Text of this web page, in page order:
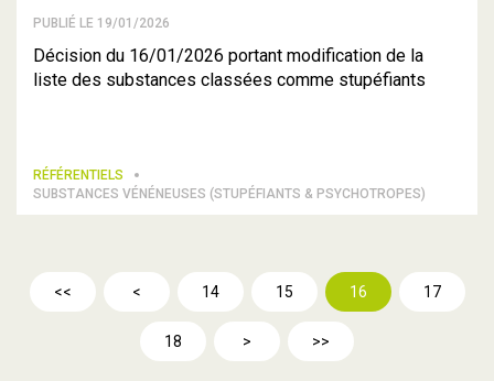
PUBLIÉ LE 19/01/2026
Décision du 16/01/2026 portant modification de la
liste des substances classées comme stupéfiants
RÉFÉRENTIELS
SUBSTANCES VÉNÉNEUSES (STUPÉFIANTS & PSYCHOTROPES)
<< < 14 15 16 17
18 > >>